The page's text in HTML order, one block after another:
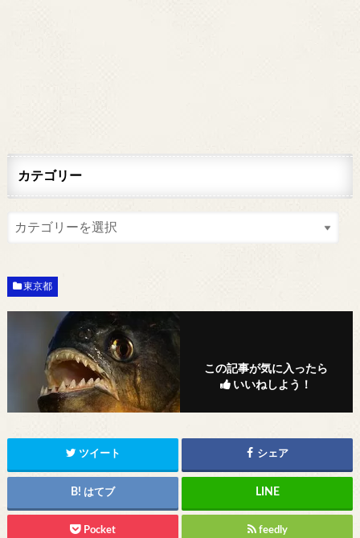
カテゴリー
東京都
この記事が気に入ったら
いいねしよう！
ツイート シェア
はてブ
Pocket feedly